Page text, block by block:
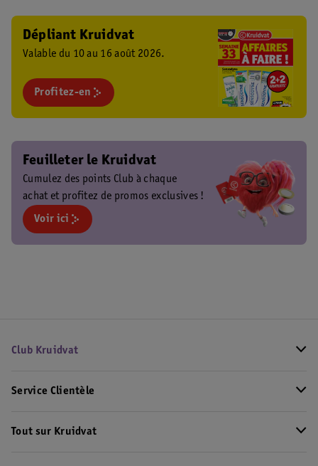
Dépliant Kruidvat
Valable du 10 au 16 août 2026.
Profitez-en
Feuilleter le Kruidvat
Cumulez des points Club à chaque
achat et profitez de promos exclusives !
Voir ici
Club Kruidvat
Service Clientèle
Tout sur Kruidvat